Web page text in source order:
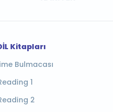
Kitapları
Bulmacası
1
2